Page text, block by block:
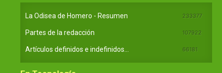
La Odisea de Homero - Resumen 233377
Partes de la redacción 107922
Artículos definidos e indefinidos... 66181